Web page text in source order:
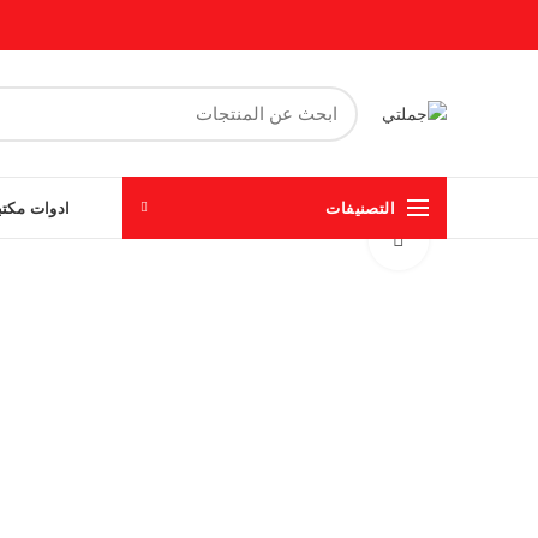
التصنيفات ادوات
Click to enlarge